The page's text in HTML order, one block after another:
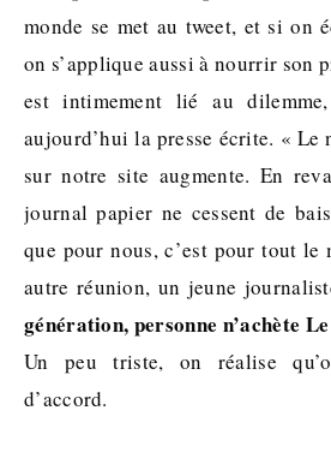
monde se met au tweet, et si on
on s’applique aussi à nourrir son
est intimement lié au
aujourd’hui la presse écrite. « Le
sur notre site augmente. En
journal papier ne cessent de
que pour nous, c’est pour tout le
autre réunion, un jeune
génération, personne n’achète
Un peu triste, on réalise
d’accord.